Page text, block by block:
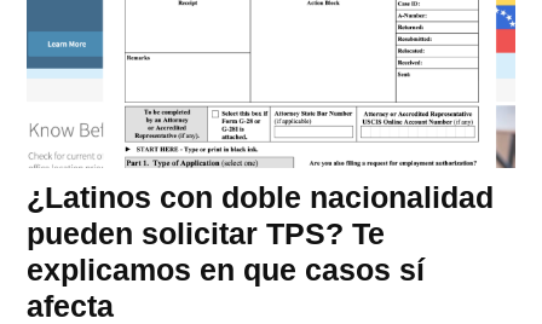
¿Latinos con doble nacionalidad
pueden solicitar TPS? Te
explicamos en que casos sí
afecta